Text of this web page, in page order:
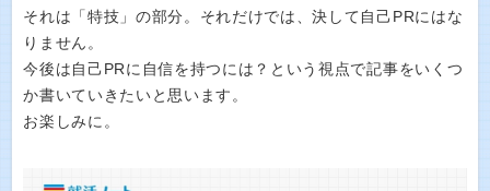
それは「特技」の部分。それだけでは、決して自己PRにはな
りません。
今後は自己PRに自信を持つには？という視点で記事をいくつ
か書いていきたいと思います。
お楽しみに。